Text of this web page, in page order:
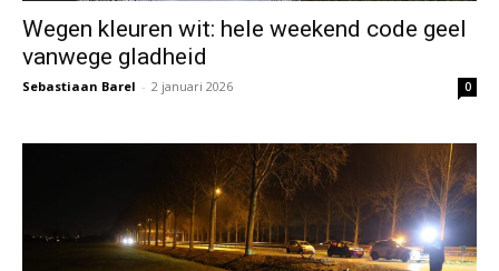
Wegen kleuren wit: hele weekend code geel
vanwege gladheid
Sebastiaan Barel - 2 januari 2026 0